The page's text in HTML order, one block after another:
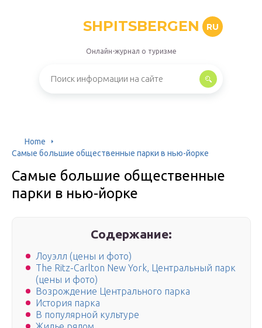
SHPITSBERGEN RU
Онлайн-журнал о туризме
Home
Самые большие общественные парки в нью-йорке
Самые большие общественные
парки в нью-йорке
Содержание:
Лоуэлл (цены и фото)
The Ritz-Carlton New York, Центральный парк
(цены и фото)
Возрождение Центрального парка
История парка
В популярной культуре